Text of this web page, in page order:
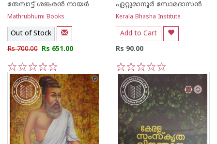
തേമ്പാട്ട് ശങ്കരന്‍ നായര്‍
Mathrubhumi Books
Out of Stock
Rs 700.00 Rs 651.00
5
4
3
2
1
ഏറ്റുമാനൂര്‍ സോമദാസന്‍
Kerala Bhasha Institute
Add to Cart
Rs 90.00
5
4
3
2
1